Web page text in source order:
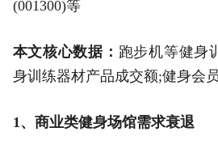
(001300)等
本文核心数据： 跑步机等健身
身训练器材产品成交额;健身会
1、商业类健身场馆需求衰退